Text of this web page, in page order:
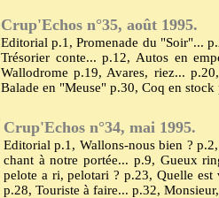
Crup'Echos n°35, août 1995.
Editorial p.1, Promenade du "Soir"...
Trésorier conte... p.12, Autos en
Wallodrome p.19, Avares, riez...
Balade en "Meuse" p.30, Coq en stock
Crup'Echos n°34, mai 1995.
Editorial p.1, Wallons-nous bien ?
chant à notre portée... p.9, Gueux
pelote a ri, pelotari ? p.23, Quelle est
p.28, Touriste à faire... p.32,